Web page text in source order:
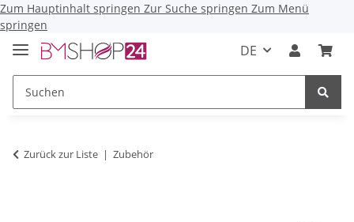
Zum Hauptinhalt springen Zur Suche springen Zum Menü
springen
DE
Zurück zur Liste Zubehör